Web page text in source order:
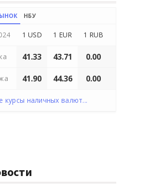
НБУ
1 USD 1 EUR 1 RUB
41.33 43.71 0.00
41.90 44.36 0.00
курсы наличных валют...